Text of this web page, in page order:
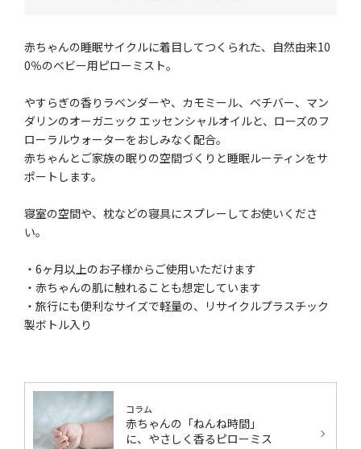
赤ちゃんの睡眠サイクルに着目してつくられた、自然由来10
0％のベビー用ピローミスト。
やすらぎの香りラベンダーや、カモミール、ベチバー、マン
ダリンのオーガニック エッセンシャルオイルと、ローズのフ
ローラルウォーターをおしみなく配合。
赤ちゃんとご家族の眠りの空間づくりと睡眠ルーティンをサ
ポートします。
寝室の空間や、枕などの寝具にスプレーしてお使いくださ
い。
・6ヶ月以上のお子様からご使用いただけます
・赤ちゃんの肌に触れることも想定しています
・旅行にも便利なサイズで軽量の、リサイクルプラスチック
製ボトル入り
コラム
赤ちゃんの「ねんね時間」
に、やさしく香るピローミス